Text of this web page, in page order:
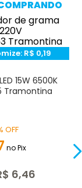
R$ 0,19
15W 6500K
Tramontina
OFF
no Pix
6,46